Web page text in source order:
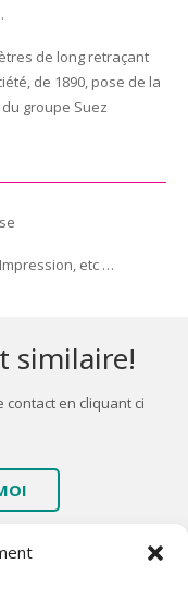
de long retraçant
de 1890, pose de la
groupe Suez
etc …
similaire!
en cliquant ci